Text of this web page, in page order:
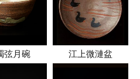
弦月碗 江上微漣盆